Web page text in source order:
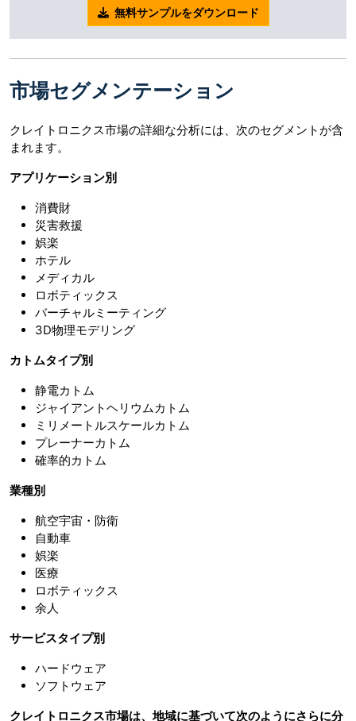
無料サンプルをダウンロード
市場セグメンテーション
クレイトロニクス市場の詳細な分析には、次のセグメントが含
まれます。
アプリケーション別
消費財
災害救援
娯楽
ホテル
メディカル
ロボティックス
バーチャルミーティング
3D物理モデリング
カトムタイプ別
静電カトム
ジャイアントヘリウムカトム
ミリメートルスケールカトム
プレーナーカトム
確率的カトム
業種別
航空宇宙・防衛
自動車
娯楽
医療
ロボティックス
余人
サービスタイプ別
ハードウェア
ソフトウェア
クレイトロニクス市場は、地域に基づいて次のようにさらに分